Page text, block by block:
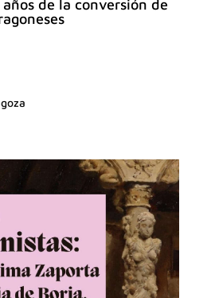
de la conversión de